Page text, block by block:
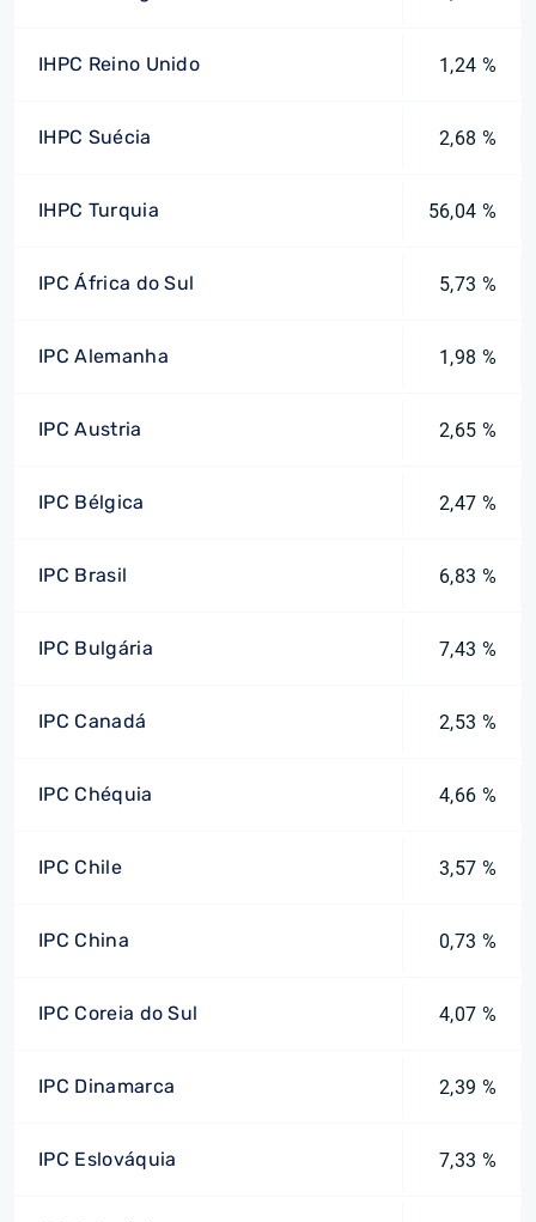
IHPC Reino Unido 1,24 %
IHPC Suécia 2,68 %
IHPC Turquia 56,04 %
IPC África do Sul 5,73 %
IPC Alemanha 1,98 %
IPC Austria 2,65 %
IPC Bélgica 2,47 %
IPC Brasil 6,83 %
IPC Bulgária 7,43 %
IPC Canadá 2,53 %
IPC Chéquia 4,66 %
IPC Chile 3,57 %
IPC China 0,73 %
IPC Coreia do Sul 4,07 %
IPC Dinamarca 2,39 %
IPC Eslováquia 7,33 %